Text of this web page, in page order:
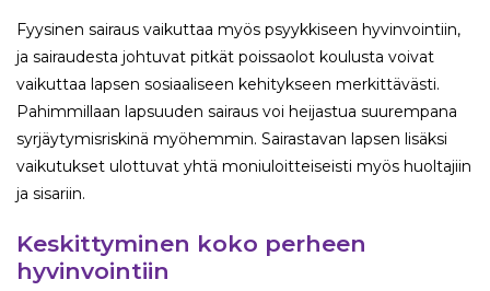
Fyysinen sairaus vaikuttaa myös psyykkiseen hyvinvointiin,
ja sairaudesta johtuvat pitkät poissaolot koulusta voivat
vaikuttaa lapsen sosiaaliseen kehitykseen merkittävästi.
Pahimmillaan lapsuuden sairaus voi heijastua suurempana
syrjäytymisriskinä myöhemmin. Sairastavan lapsen lisäksi
vaikutukset ulottuvat yhtä moniuloitteiseisti myös huoltajiin
ja sisariin.
Keskittyminen koko perheen
hyvinvointiin